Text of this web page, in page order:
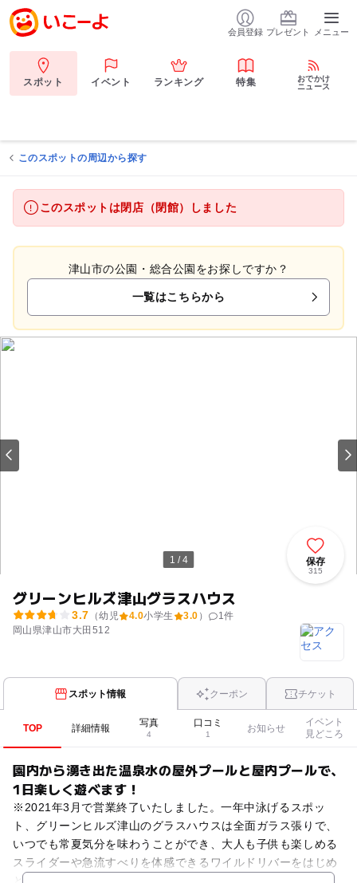
会員登録 プレゼント メニュー
スポット イベント ランキング 特集
おでかけ
ニュース
このスポットの周辺から探す
このスポットは閉店（閉館）しました
津山市の公園・総合公園をお探しですか？
一覧はこちらから
1 / 4
グリーンヒルズ津山グラスハウス
3.7 （幼児 4.0小学生 3.0 ） 1件
岡山県津山市大田512
保存
315
スポット情報 クーポン チケット
TOP 詳細情報 写真
4
口コミ
1
お知らせ
イベント
見どころ
園内から湧き出た温泉水の屋外プールと屋内プールで、
1日楽しく遊べます！
※2021年3月で営業終了いたしました。一年中泳げるスポッ
ト、グリーンヒルズ津山のグラスハウスは全面ガラス張りで、
いつでも常夏気分を味わうことができ、大人も子供も楽しめる
スライダーや急流すべりを体感できるワイルドリバーをはじめ